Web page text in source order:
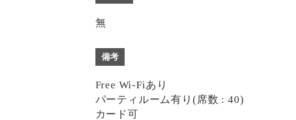
無
備考
Free Wi-Fiあり
パーティルーム有り(席数 : 40)
カード可